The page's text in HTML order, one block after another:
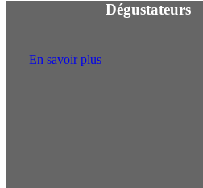
Dégustateurs
En savoir plus